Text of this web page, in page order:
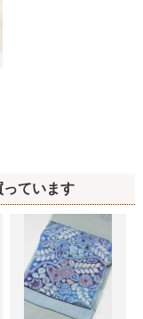
っています